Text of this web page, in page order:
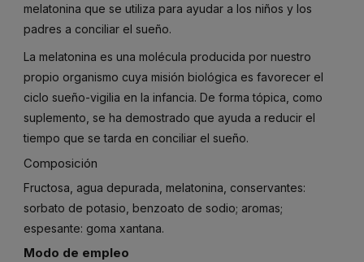
melatonina que se utiliza para ayudar a los niños y los
padres a conciliar el sueño.
La melatonina es una molécula producida por nuestro
propio organismo cuya misión biológica es favorecer el
ciclo sueño-vigilia en la infancia. De forma tópica, como
suplemento, se ha demostrado que ayuda a reducir el
tiempo que se tarda en conciliar el sueño.
Composición
Fructosa, agua depurada, melatonina, conservantes:
sorbato de potasio, benzoato de sodio; aromas;
espesante: goma xantana.
Modo de empleo